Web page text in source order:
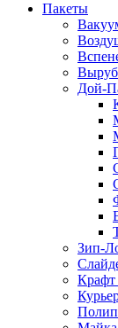
Пакеты
Дой-
Зип-
Крафт